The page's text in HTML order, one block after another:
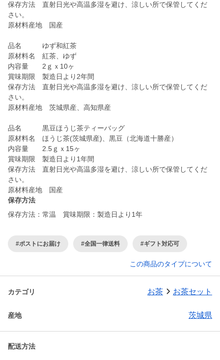
保存方法 直射日光や高温多湿を避け、涼しい所で保管してくだ
さい。
原材料産地 国産
品名 ゆず和紅茶
原材料名 紅茶、ゆず
内容量 2ｇｘ10ヶ
賞味期限 製造日より2年間
保存方法 直射日光や高温多湿を避け、涼しい所で保管してくだ
さい。
原材料産地 茨城県産、高知県産
品名 黒豆ほうじ茶ティーバッグ
原材料名 ほうじ茶(茨城県産)、黒豆（北海道十勝産）
内容量 2.5ｇｘ15ヶ
賞味期限 製造日より1年間
保存方法 直射日光や高温多湿を避け、涼しい所で保管してくだ
さい。
原材料産地 国産
保存方法
保存方法：常温 賞味期限：製造日より1年
#ポストにお届け #全国一律送料 #ギフト対応可
この商品のタイプについて
カテゴリ お茶 お茶セット
産地 茨城県
配送方法